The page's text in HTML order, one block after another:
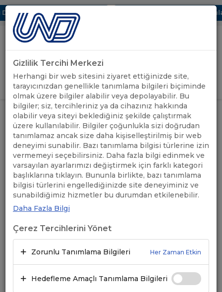
UBAK Bölümü Hakkında UND, Yunanistan Vize
Uluslararası Nakliyeciler Derneği
GİRİŞ YAP
ANASAYFA /
ÖNEMLİ
DUYURULAR
/
HATIRLATMA: 2024 YILI UBAK İZİN
BELGELERİ DAĞITIMI
BAŞVURULARI BAŞLADI!
HATIRLATMA: 2024 YILI
UBAK İZİN BELGELERİ
DAĞITIMI BAŞVURULARI
BAŞLADI!
Gizlilik Tercihi Merkezi
Herhangi bir web sitesini ziyaret ettiğinizde site,
tarayıcınızdan genellikle tanımlama bilgileri biçiminde
olmak üzere bilgiler alabilir veya depolayabilir. Bu
bilgiler; siz, tercihleriniz ya da cihazınız hakkında
olabilir veya siteyi beklediğiniz şekilde çalıştırmak
üzere kullanılabilir. Bilgiler çoğunlukla sizi doğrudan
tanımlamaz ancak size daha kişiselleştirilmiş bir web
deneyimi sunabilir. Bazı tanımlama bilgisi türlerine izin
vermemeyi seçebilirsiniz. Daha fazla bilgi edinmek ve
varsayılan ayarlarımızı değiştirmek için farklı kategori
başlıklarına tıklayın. Bununla birlikte, bazı tanımlama
bilgisi türlerini engellediğinizde site deneyiminiz ve
sunabildiğimiz hizmetler bu durumdan etkilenebilir.
Daha Fazla Bilgi
Çerez Tercihlerini Yönet
Zorunlu Tanımlama Bilgileri Her Zaman Etkin
Hedefleme Amaçlı Tanımlama Bilgileri